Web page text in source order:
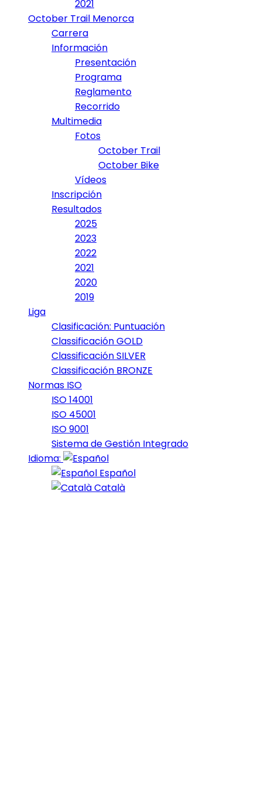
2021
October Trail Menorca
Carrera
Información
Presentación
Programa
Reglamento
Recorrido
Multimedia
Fotos
October Trail
October Bike
Vídeos
Inscripción
Resultados
2025
2023
2022
2021
2020
2019
Liga
Clasificación: Puntuación
Classificación GOLD
Classificación SILVER
Classificación BRONZE
Normas ISO
ISO 14001
ISO 45001
ISO 9001
Sistema de Gestión Integrado
Idioma:
Español
Català